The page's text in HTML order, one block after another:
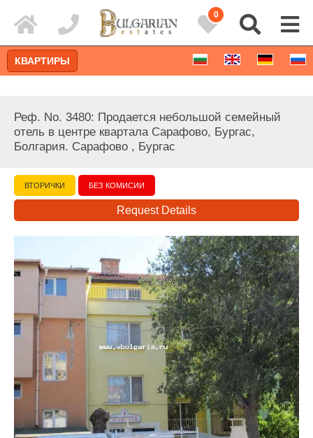
0
Расширенный поиск
КВАРТИРЫ
Реф. No. 3480: Продается небольшой семейный
отель в центре квартала Сарафово, Бургас,
Болгария. Сарафово , Бургас
ВТОРИЧКИ БЕЗ КОМИСИИ
Request Details